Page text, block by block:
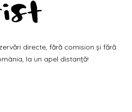
directe, fără comision și fără
la un apel distanță!